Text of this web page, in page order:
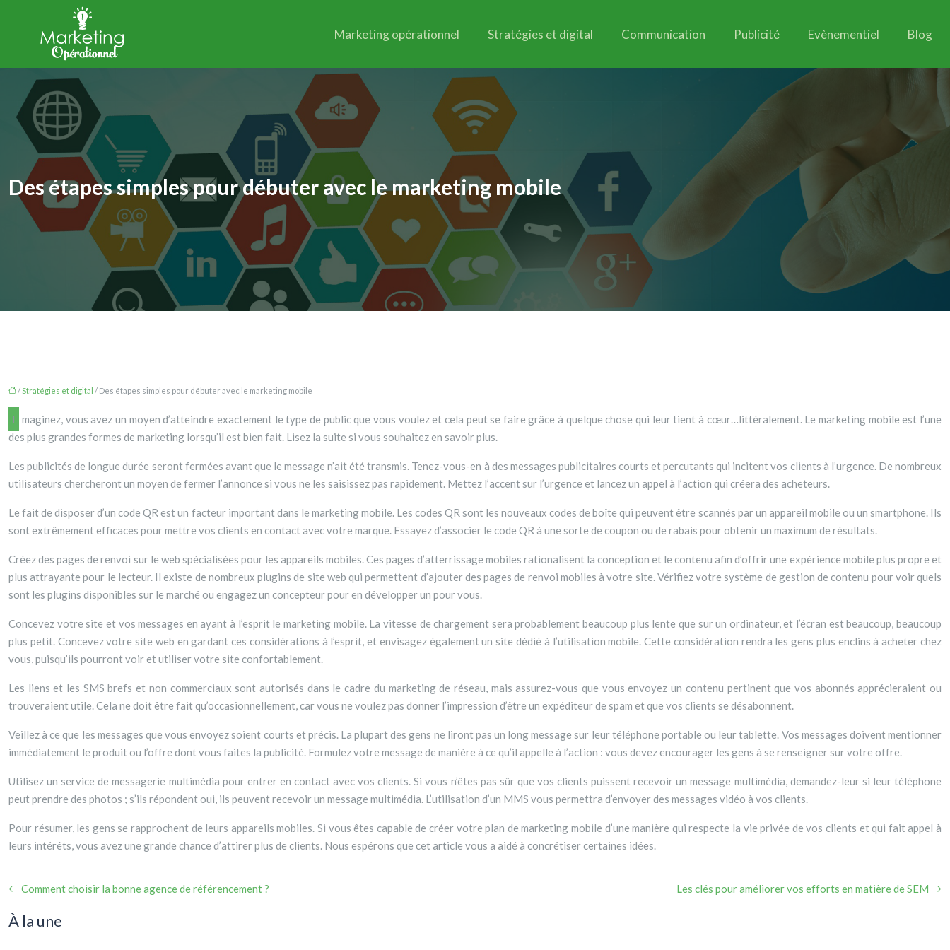
Marketing opérationnel Stratégies et digital Communication Publicité Evènementiel Blog
Des étapes simples pour débuter avec le marketing mobile
/ Stratégies et digital / Des étapes simples pour débuter avec le marketing mobile
Imaginez, vous avez un moyen d’atteindre exactement le type de public que vous voulez et cela peut se faire grâce à quelque chose qui leur tient à cœur…littéralement. Le marketing mobile est l’une
des plus grandes formes de marketing lorsqu’il est bien fait. Lisez la suite si vous souhaitez en savoir plus.
Les publicités de longue durée seront fermées avant que le message n’ait été transmis. Tenez-vous-en à des messages publicitaires courts et percutants qui incitent vos clients à l’urgence. De nombreux
utilisateurs chercheront un moyen de fermer l’annonce si vous ne les saisissez pas rapidement. Mettez l’accent sur l’urgence et lancez un appel à l’action qui créera des acheteurs.
Le fait de disposer d’un code QR est un facteur important dans le marketing mobile. Les codes QR sont les nouveaux codes de boîte qui peuvent être scannés par un appareil mobile ou un smartphone. Ils
sont extrêmement efficaces pour mettre vos clients en contact avec votre marque. Essayez d’associer le code QR à une sorte de coupon ou de rabais pour obtenir un maximum de résultats.
Créez des pages de renvoi sur le web spécialisées pour les appareils mobiles. Ces pages d’atterrissage mobiles rationalisent la conception et le contenu afin d’offrir une expérience mobile plus propre et
plus attrayante pour le lecteur. Il existe de nombreux plugins de site web qui permettent d’ajouter des pages de renvoi mobiles à votre site. Vérifiez votre système de gestion de contenu pour voir quels
sont les plugins disponibles sur le marché ou engagez un concepteur pour en développer un pour vous.
Concevez votre site et vos messages en ayant à l’esprit le marketing mobile. La vitesse de chargement sera probablement beaucoup plus lente que sur un ordinateur, et l’écran est beaucoup, beaucoup
plus petit. Concevez votre site web en gardant ces considérations à l’esprit, et envisagez également un site dédié à l’utilisation mobile. Cette considération rendra les gens plus enclins à acheter chez
vous, puisqu’ils pourront voir et utiliser votre site confortablement.
Les liens et les SMS brefs et non commerciaux sont autorisés dans le cadre du marketing de réseau, mais assurez-vous que vous envoyez un contenu pertinent que vos abonnés apprécieraient ou
trouveraient utile. Cela ne doit être fait qu’occasionnellement, car vous ne voulez pas donner l’impression d’être un expéditeur de spam et que vos clients se désabonnent.
Veillez à ce que les messages que vous envoyez soient courts et précis. La plupart des gens ne liront pas un long message sur leur téléphone portable ou leur tablette. Vos messages doivent mentionner
immédiatement le produit ou l’offre dont vous faites la publicité. Formulez votre message de manière à ce qu’il appelle à l’action : vous devez encourager les gens à se renseigner sur votre offre.
Utilisez un service de messagerie multimédia pour entrer en contact avec vos clients. Si vous n’êtes pas sûr que vos clients puissent recevoir un message multimédia, demandez-leur si leur téléphone
peut prendre des photos ; s’ils répondent oui, ils peuvent recevoir un message multimédia. L’utilisation d’un MMS vous permettra d’envoyer des messages vidéo à vos clients.
Pour résumer, les gens se rapprochent de leurs appareils mobiles. Si vous êtes capable de créer votre plan de marketing mobile d’une manière qui respecte la vie privée de vos clients et qui fait appel à
leurs intérêts, vous avez une grande chance d’attirer plus de clients. Nous espérons que cet article vous a aidé à concrétiser certaines idées.
Comment choisir la bonne agence de référencement ? Les clés pour améliorer vos efforts en matière de SEM
À la une